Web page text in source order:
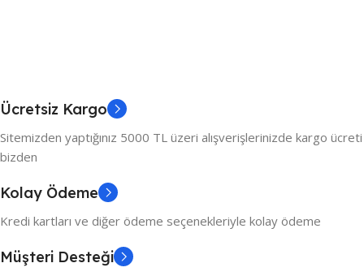
Ücretsiz Kargo
Sitemizden yaptığınız 5000 TL üzeri alışverişlerinizde kargo ücreti
bizden
Kolay Ödeme
Kredi kartları ve diğer ödeme seçenekleriyle kolay ödeme
Müşteri Desteği